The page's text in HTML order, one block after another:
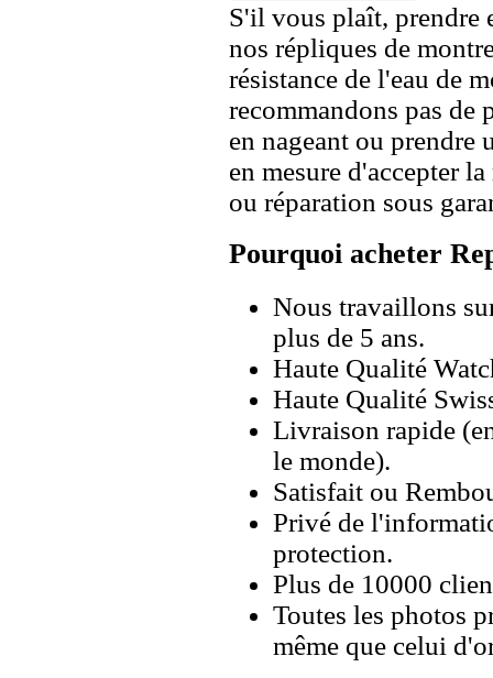
S'il vous plaît, prendre
nos répliques de
résistance de l'eau de
recommandons pas de
en nageant ou prendre
en mesure d'accepter
ou réparation sous
Pourquoi acheter
Nous travaillons
plus de 5 ans.
Haute Qualité
Haute Qualité
Livraison rapide
le monde).
Satisfait ou
Privé de
protection.
Plus de 10000
Toutes les photos
même que celui